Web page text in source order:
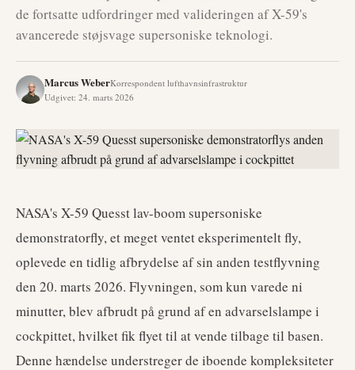
de fortsatte udfordringer med valideringen af X-59's
avancerede støjsvage supersoniske teknologi.
Marcus WeberKorrespondent lufthavnsinfrastruktur
Udgivet: 24. marts 2026
NASA's X-59 Quesst lav-boom supersoniske
demonstratorfly, et meget ventet eksperimentelt fly,
oplevede en tidlig afbrydelse af sin anden testflyvning
den 20. marts 2026. Flyvningen, som kun varede ni
minutter, blev afbrudt på grund af en advarselslampe i
cockpittet, hvilket fik flyet til at vende tilbage til basen.
Denne hændelse understreger de iboende kompleksiteter